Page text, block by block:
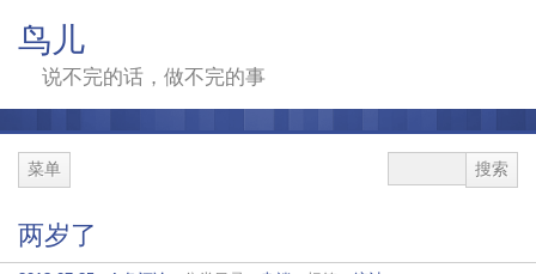
鸟儿
说不完的话，做不完的事
菜单
两岁了